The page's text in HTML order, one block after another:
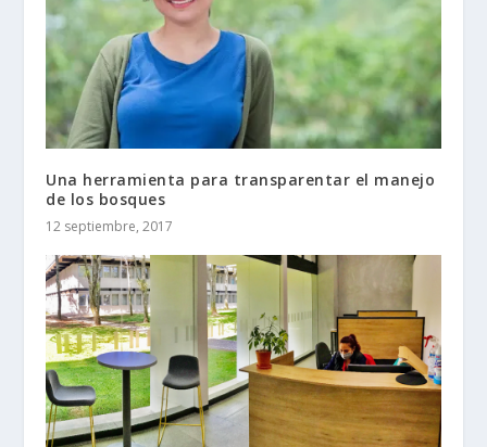
Una herramienta para transparentar el manejo
de los bosques
12 septiembre, 2017